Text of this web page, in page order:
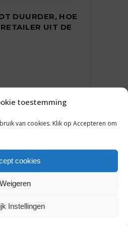
toestemming
van cookies. Klik op Accepteren om
cookies
Weigeren
Instellingen
DUURDER, HOE
UIT DE
OM IN DE
ZO PAKT
IMAGO AAN